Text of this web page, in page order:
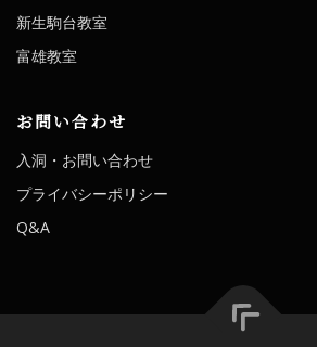
新生駒台教室
富雄教室
お問い合わせ
入洞・お問い合わせ
プライバシーポリシー
Q&A